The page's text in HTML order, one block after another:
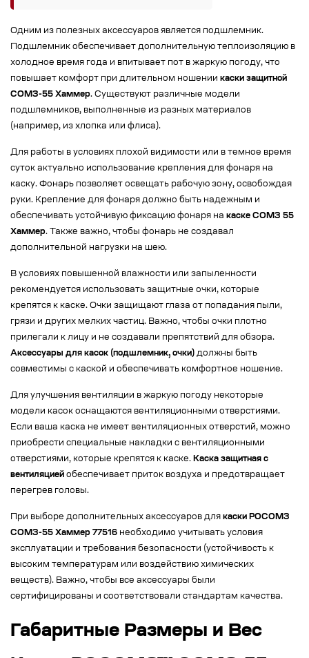
Одним из полезных аксессуаров является подшлемник.
Подшлемник обеспечивает дополнительную теплоизоляцию в
холодное время года и впитывает пот в жаркую погоду, что
повышает комфорт при длительном ношении каски защитной
СОМЗ-55 Хаммер. Существуют различные модели
подшлемников, выполненные из разных материалов
(например, из хлопка или флиса).
Для работы в условиях плохой видимости или в темное время
суток актуально использование крепления для фонаря на
каску. Фонарь позволяет освещать рабочую зону, освобождая
руки. Крепление для фонаря должно быть надежным и
обеспечивать устойчивую фиксацию фонаря на каске СОМЗ 55
Хаммер. Также важно, чтобы фонарь не создавал
дополнительной нагрузки на шею.
В условиях повышенной влажности или запыленности
рекомендуется использовать защитные очки, которые
крепятся к каске. Очки защищают глаза от попадания пыли,
грязи и других мелких частиц. Важно, чтобы очки плотно
прилегали к лицу и не создавали препятствий для обзора.
Аксессуары для касок (подшлемник, очки) должны быть
совместимы с каской и обеспечивать комфортное ношение.
Для улучшения вентиляции в жаркую погоду некоторые
модели касок оснащаются вентиляционными отверстиями.
Если ваша каска не имеет вентиляционных отверстий, можно
приобрести специальные накладки с вентиляционными
отверстиями, которые крепятся к каске. Каска защитная с
вентиляцией обеспечивает приток воздуха и предотвращает
перегрев головы.
При выборе дополнительных аксессуаров для каски РОСОМЗ
СОМЗ-55 Хаммер 77516 необходимо учитывать условия
эксплуатации и требования безопасности (устойчивость к
высоким температурам или воздействию химических
веществ). Важно, чтобы все аксессуары были
сертифицированы и соответствовали стандартам качества.
Габаритные Размеры и Вес